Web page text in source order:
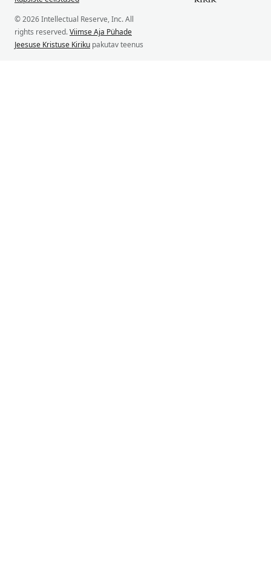
© 2026 Intellectual Reserve, Inc. All
rights reserved.Viimse Aja Pühade
Jeesuse Kristuse Kiriku pakutav teenus